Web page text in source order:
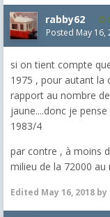
rabby62
Posted May 16,
si on tient compte
1975 , pour autant la
rapport au nombre
jaune....donc je
1983/4
par contre , à moins
milieu de la 72000 au
Edited May 16, 2018 by